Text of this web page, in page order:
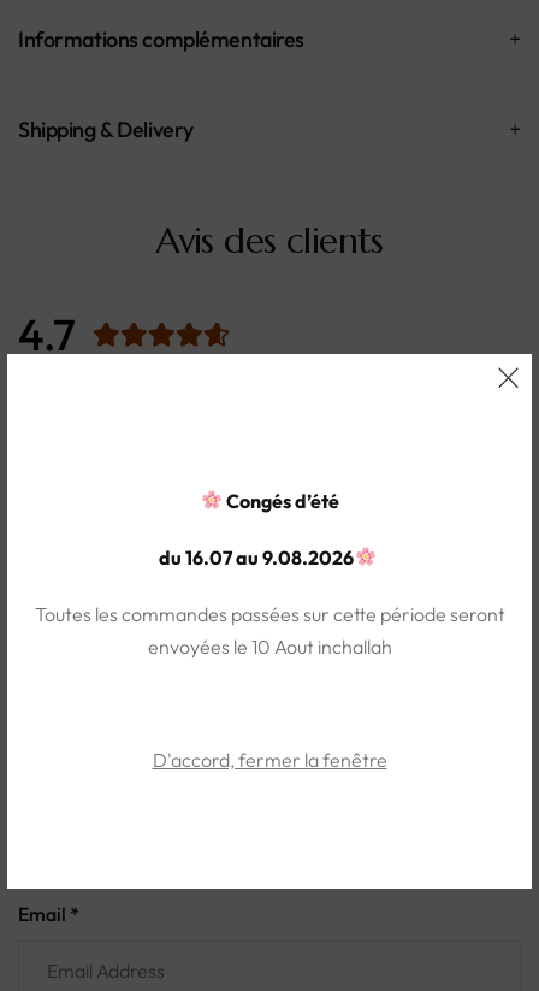
Congés d’été
du 16.07 au 9.08.2026
Toutes les commandes passées sur cette période seront
envoyées le 10 Aout inchallah
D'accord, fermer la fenêtre
Informations complémentaires
Shipping & Delivery
Avis des clients
4.7
Ask a question
Email *